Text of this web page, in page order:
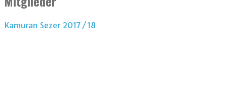
Kamuran Sezer 2017/18